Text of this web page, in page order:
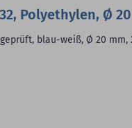
Polyethylen, Ø
blau-weiß, Ø 20 mm,